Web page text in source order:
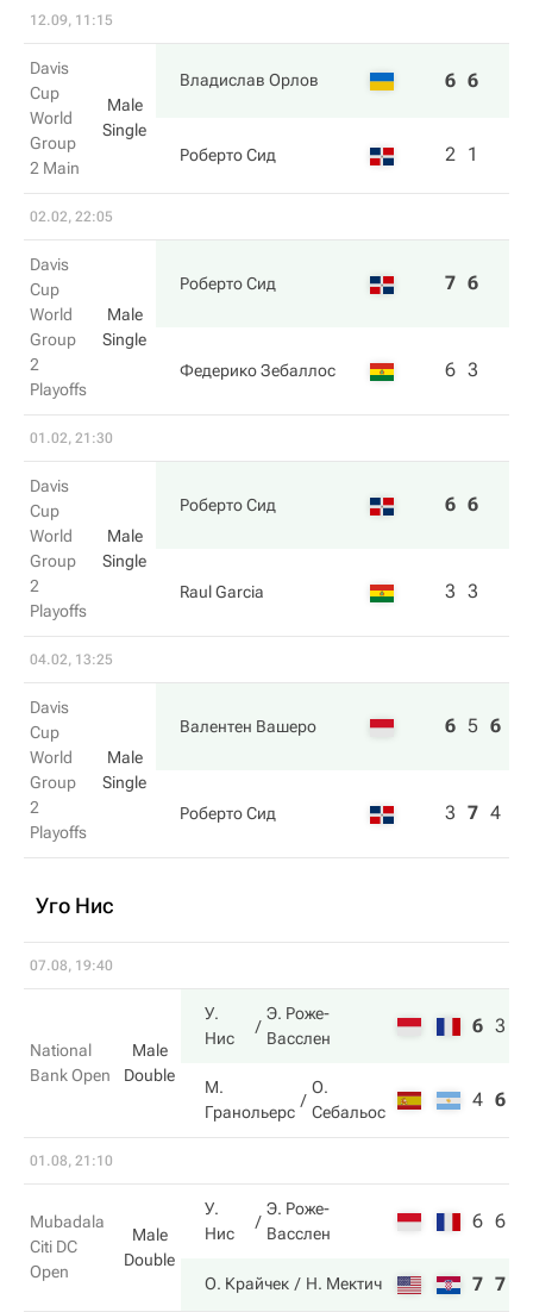
12.09, 11:15
Davis
Cup
World
Group
2 Main
Male
Single
Владислав Орлов 6 6
Роберто Сид 2 1
02.02, 22:05
Davis
Cup
World
Group
2
Playoffs
Male
Single
Роберто Сид 7 6
Федерико Зебаллос 6 3
01.02, 21:30
Davis
Cup
World
Group
2
Playoffs
Male
Single
Роберто Сид 6 6
Raul Garcia 3 3
04.02, 13:25
Davis
Cup
World
Group
2
Playoffs
Male
Single
Валентен Вашеро 6 5 6
Роберто Сид 3 7 4
Уго Нис
07.08, 19:40
National
Bank Open
Male
Double
У.
Нис
Э. Роже-
Васслен
6 3
М.
Гранольерс
О.
Себальос
4 6
01.08, 21:10
Mubadala
Citi DC
Open
Male
Double
У.
Нис
Э. Роже-
Васслен
6 6
О. Крайчек Н. Мектич 7 7